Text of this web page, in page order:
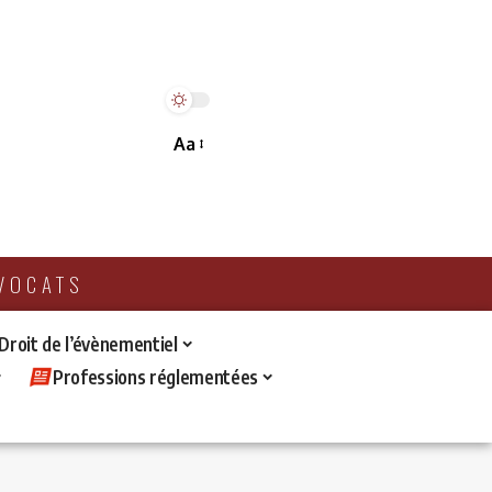
Aa
de l’évènementiel
Professions réglementées